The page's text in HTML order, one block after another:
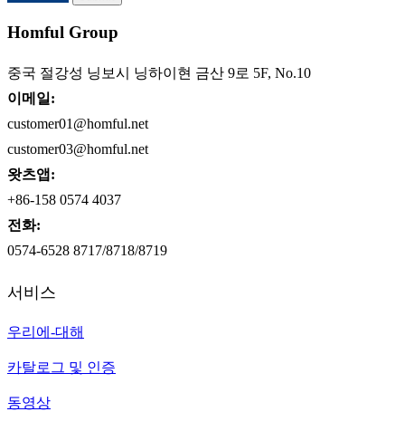
Homful Group
중국 절강성 닝보시 닝하이현 금산 9로 5F, No.10
이메일:
customer01@homful.net
customer03@homful.net
왓츠앱:
+86-158 0574 4037
전화:
0574-6528 8717/8718/8719
서비스
우리에-대해
카탈로그 및 인증
동영상